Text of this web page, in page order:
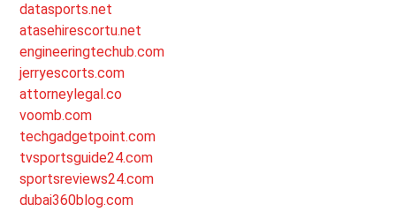
datasports.net
atasehirescortu.net
engineeringtechub.com
jerryescorts.com
attorneylegal.co
voomb.com
techgadgetpoint.com
tvsportsguide24.com
sportsreviews24.com
dubai360blog.com